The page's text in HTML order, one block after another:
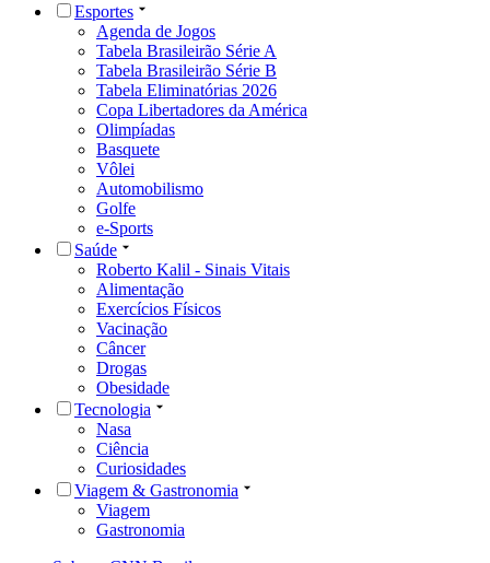
Esportes
Agenda de Jogos
Tabela Brasileirão Série A
Tabela Brasileirão Série B
Tabela Eliminatórias 2026
Copa Libertadores da América
Olimpíadas
Basquete
Vôlei
Automobilismo
Golfe
e-Sports
Saúde
Roberto Kalil - Sinais Vitais
Alimentação
Exercícios Físicos
Vacinação
Câncer
Drogas
Obesidade
Tecnologia
Nasa
Ciência
Curiosidades
Viagem & Gastronomia
Viagem
Gastronomia